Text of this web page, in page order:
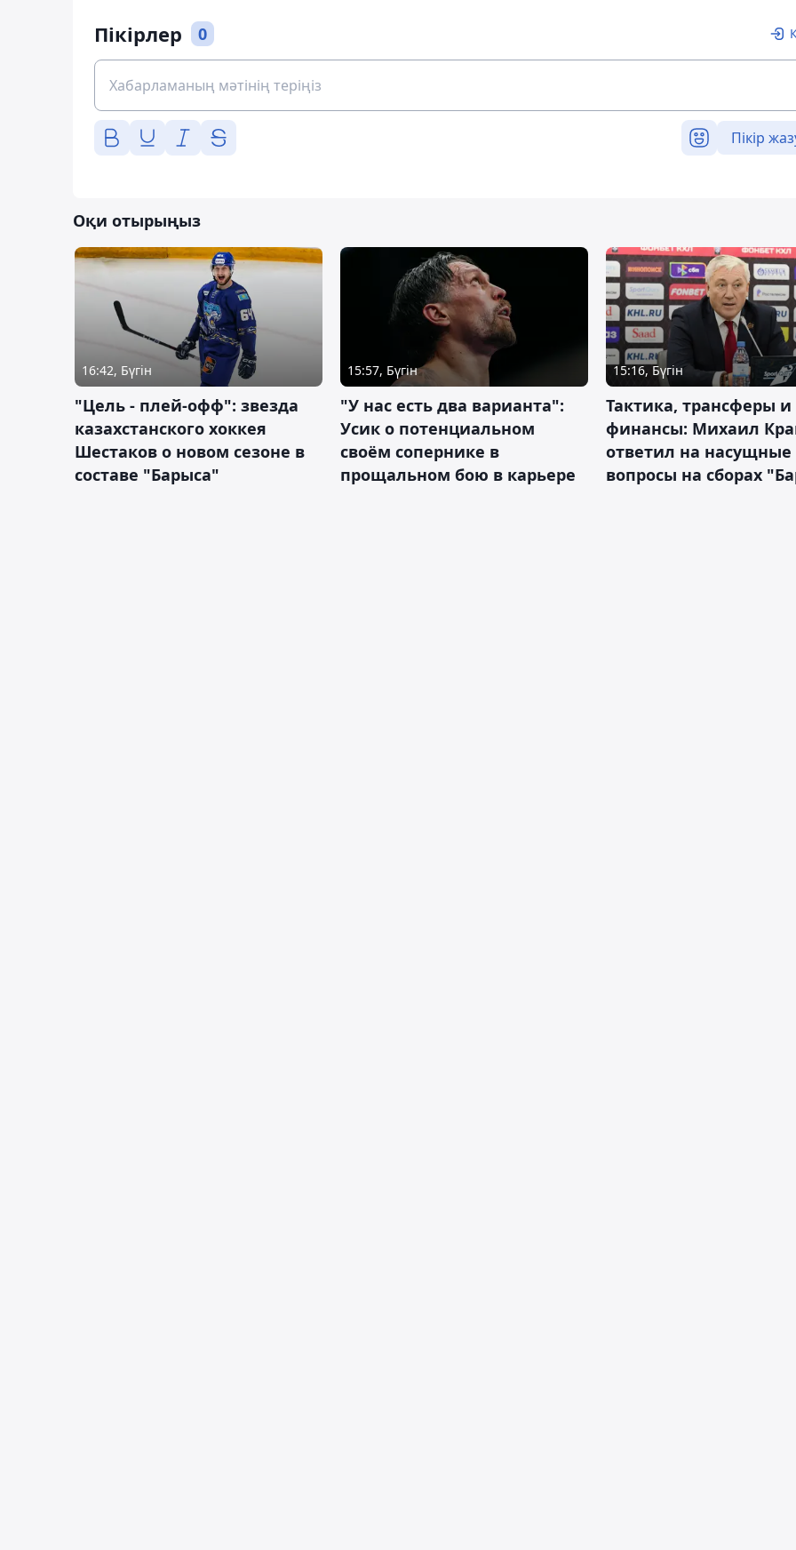
Пікірлер 0
Пікір
Оқи отырыңыз
16:42, Бүгін
"Цель - плей-офф": звезда
казахстанского хоккея
Шестаков о новом сезоне в
составе "Барыса"
15:57, Бүгін
"У нас есть два варианта":
Усик о потенциальном
своём сопернике в
прощальном бою в карьере
15:16, Бүгін
Тактика, трансферы и
финансы: Михаил
ответил на насущные
вопросы на сборах